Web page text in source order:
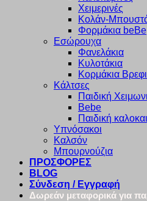
Χειμερινές
Κολάν-
Φορμάκια beBe
Εσώρουχα
Φανελάκια
Κυλοτάκια
Κορμάκια
Κάλτσες
Παιδική
Bebe
Παιδική
Υπνόσακοι
Καλσόν
Μπουρνούζια
ΠΡΟΣΦΟΡΕΣ
BLOG
Σύνδεση / Εγγραφή
Δωρεάν μεταφορικά για